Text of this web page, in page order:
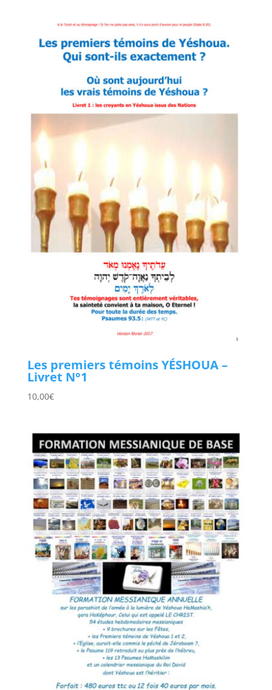
Les premiers témoins YÉSHOUA –
Livret N°1
10,00€